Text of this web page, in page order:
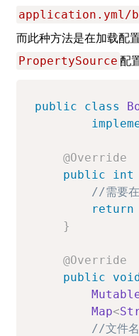
application.yml/
而此种方法是在加载配
PropertySource 配
public class
@Override
public
int
//需要
return
}
@Override
public
Map<
//文件